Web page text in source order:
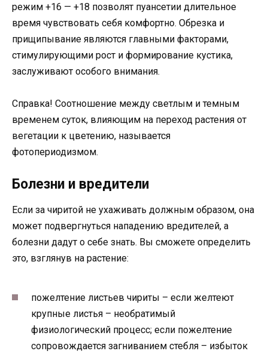
режим +16 — +18 позволят пуансетии длительное
время чувствовать себя комфортно. Обрезка и
прищипывание являются главными факторами,
стимулирующими рост и формирование кустика,
заслуживают особого внимания.
Справка! Соотношение между светлым и темным
временем суток, влияющим на переход растения от
вегетации к цветению, называется
фотопериодизмом.
Болезни и вредители
Если за чиритой не ухаживать должным образом, она
может подвергнуться нападению вредителей, а
болезни дадут о себе знать. Вы сможете определить
это, взглянув на растение:
пожелтение листьев чириты – если желтеют
крупные листья – необратимый
физиологический процесс; если пожелтение
сопровождается загниванием стебля – избыток